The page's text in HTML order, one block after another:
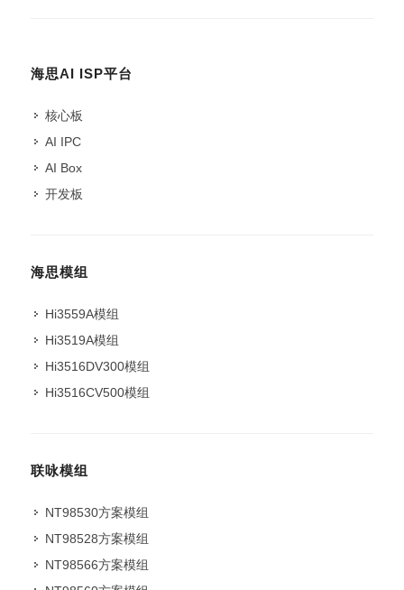
海思AI ISP平台
核心板
AI IPC
AI Box
开发板
海思模组
Hi3559A模组
Hi3519A模组
Hi3516DV300模组
Hi3516CV500模组
联咏模组
NT98530方案模组
NT98528方案模组
NT98566方案模组